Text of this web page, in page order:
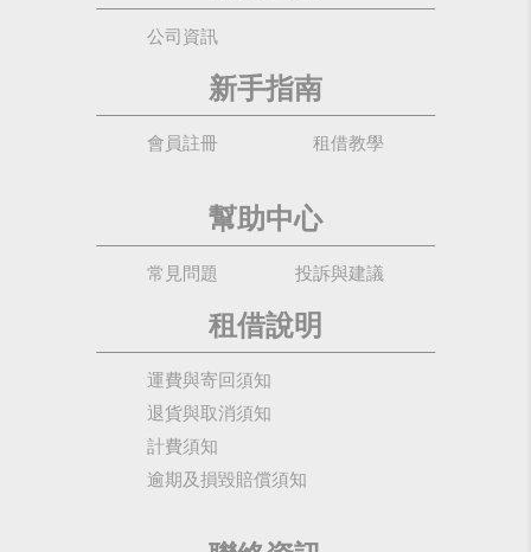
公司資訊
新手指南
會員註冊 租借教學
幫助中心
常見問題 投訴與建議
租借說明
運費與寄回須知
退貨與取消須知
計費須知
逾期及損毀賠償須知